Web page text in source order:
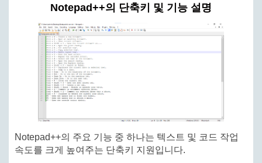
Notepad++의 단축키 및 기능 설명
Notepad++의 주요 기능 중 하나는 텍스트 및 코드 작업
속도를 크게 높여주는 단축키 지원입니다.